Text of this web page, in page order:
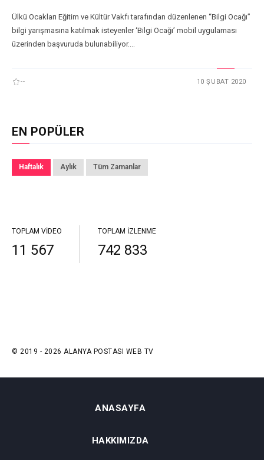
Ülkü Ocakları Eğitim ve Kültür Vakfı tarafından düzenlenen “Bilgi Ocağı”
bilgi yarışmasına katılmak isteyenler ‘Bilgi Ocağı’ mobil uygulaması
üzerinden başvuruda bulunabiliyor....
-- 10 ŞUBAT 2020
EN POPÜLER
Haftalık Aylık Tüm Zamanlar
TOPLAM VIDEO
11 567
TOPLAM İZLENME
742 833
© 2019 - 2026 ALANYA POSTASI WEB TV
ANASAYFA
HAKKIMIZDA